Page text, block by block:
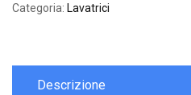
Categoria: Lavatrici
Descrizione